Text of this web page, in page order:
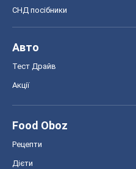
СНД посібники
Авто
Тест Драйв
Акції
Food Oboz
Рецепти
Дієти